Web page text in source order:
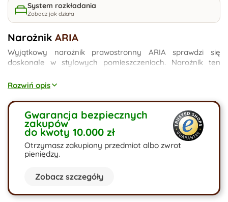
System rozkładania
Zobacz jak działa
Narożnik ARIA
Wyjątkowy narożnik prawostronny ARIA sprawdzi się
doskonale w stylowych pomieszczeniach. Narożnik ten
oraz przestrzeń na pościel. Marzy Ci się narożnik Aria z
pikowanymi poduszkami, narożnik szary lub narożnik
welurowy? Posiadamy bogatą game wyboru - skonfiguruj
swój mebel.
Rozwiń opis
Gwarancja bezpiecznych
zakupów
do kwoty 10.000 zł
Otrzymasz zakupiony przedmiot albo zwrot
pieniędzy.
Zobacz szczegóły